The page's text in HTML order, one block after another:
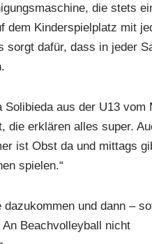
die stets
dem Kinderspielplatz mit
sorgt dafür, dass in jeder
aus der U13 vom
die erklären alles super.
ist Obst da und mittags
spielen.“
und dann –
Beachvolleyball nicht